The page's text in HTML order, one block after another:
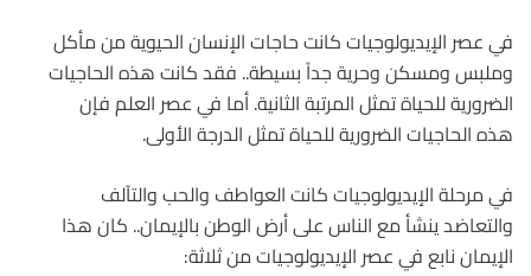
في عصر الإيديولوجيات كانت حاجات الإنسان الحيوية من مأكل
وملبس ومسكن وحرية جداً بسيطة.. فقد كانت هذه الحاجيات
الضرورية للحياة تمثل المرتبة الثانية. أما في عصر العلم فإن
هذه الحاجيات الضرورية للحياة تمثل الدرجة الأولى.
في مرحلة الإيديولوجيات كانت العواطف والحب والتآلف
والتعاضد ينشأ مع الناس على أرض الوطن بالإيمان.. كان هذا
الإيمان نابع في عصر الإيديولوجيات من ثلاثة: